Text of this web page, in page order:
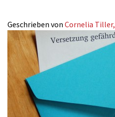
Mediadaten
Kontakt
Impressum
Anmelden
Geschrieben von Cornelia Tiller,